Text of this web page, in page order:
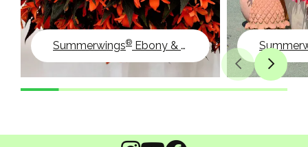
Summerwings® Ebony & Orange